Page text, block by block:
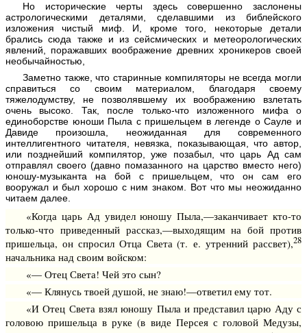
Но исторические черты здесь совершенно заслонены
астрологическими деталями, сделавшими из библейского
изложения чистый миф. И, кроме того, некоторые детали
брались сюда также и из сейсмических и метеорологических
явлений, поражавших воображение древних хроникеров своей
необычайностью,
Заметно также, что старинные компиляторы не всегда могли
справиться со своим материалом, благодаря своему
тяжелодумству, не позволявшему их воображению взлетать
очень высоко. Так, после только-что изложенного мифа о
единоборстве юноши Пыла с пришельцем в легенде о Сауле и
Давиде произошла, неожиданная для современного
интеллигентного читателя, невязка, показывающая, что автор,
или позднейший компилятор, уже позабыл, что царь Ад сам
отправлял своего (давно помазанного на царство вместо него)
юношу-музыканта на бой с при­шельцем, что он сам его
вооружал и был хорошо с ним знаком. Вот что мы неожиданно
читаем далее.
«Когда царь Ад увидел юношу Пыла,—заканчивает кто-то
только-что приведенный рассказ,—выходящим на бой против
пришельца, он спросил Отца Света (т. е. утренний рассвет),28
начальника над своим войском:
«— Отец Света! Чей это сын?
«— Клянусь твоей душой, не знаю!—ответил ему тот.
«И Отец Света взял юношу Пыла и представил царю Аду с
головою пришельца в руке (в виде Персея с головой Медузы,